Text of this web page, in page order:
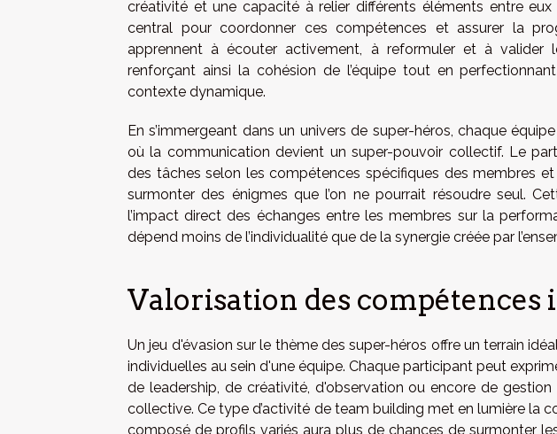
créativité et une capacité à relier différents éléments entre
central pour coordonner ces compétences et assurer la
apprennent à écouter activement, à reformuler et à valider
renforçant ainsi la cohésion de l’équipe tout en
contexte dynamique.
En s’immergeant dans un univers de super-héros, chaque
où la communication devient un super-pouvoir collectif. Le
des tâches selon les compétences spécifiques des membres
surmonter des énigmes que l’on ne pourrait résoudre seul.
l’impact direct des échanges entre les membres sur la
dépend moins de l’individualité que de la synergie créée par
Valorisation des compétences
Un jeu d'évasion sur le thème des super-héros offre un terrain
individuelles au sein d'une équipe. Chaque participant peut
de leadership, de créativité, d'observation ou encore de
collective. Ce type d’activité de team building met en lumière la
composé de profils variés aura plus de chances de surmonter